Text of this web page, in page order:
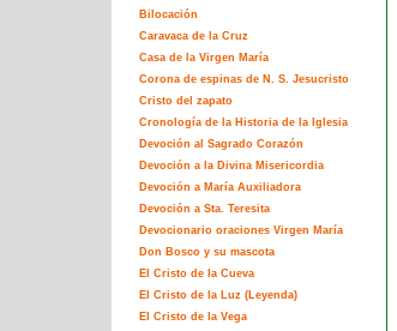
Bilocación
Caravaca de la Cruz
Casa de la Virgen María
Corona de espinas de N. S. Jesucristo
Cristo del zapato
Cronología de la Historia de la Iglesia
Devoción al Sagrado Corazón
Devoción a la Divina Misericordia
Devoción a María Auxiliadora
Devoción a Sta. Teresita
Devocionario oraciones Virgen María
Don Bosco y su mascota
El Cristo de la Cueva
El Cristo de la Luz (Leyenda)
El Cristo de la Vega